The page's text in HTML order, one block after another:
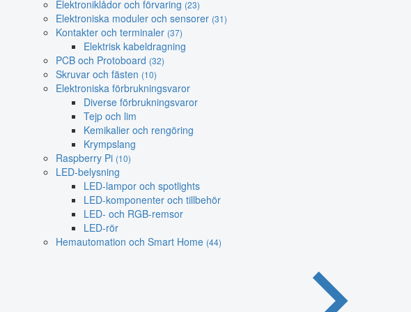
Elektroniklådor och förvaring (23)
Elektroniska moduler och sensorer (31)
Kontakter och terminaler (37)
Elektrisk kabeldragning
PCB och Protoboard (32)
Skruvar och fästen (10)
Elektroniska förbrukningsvaror
Diverse förbrukningsvaror
Tejp och lim
Kemikalier och rengöring
Krympslang
Raspberry Pi (10)
LED-belysning
LED-lampor och spotlights
LED-komponenter och tillbehör
LED- och RGB-remsor
LED-rör
Hemautomation och Smart Home (44)